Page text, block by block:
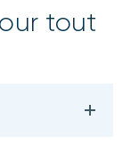
tout